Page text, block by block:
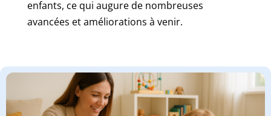
enfants, ce qui augure de nombreuses
avancées et améliorations à venir.